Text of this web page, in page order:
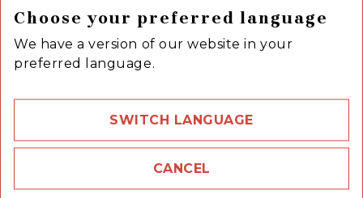
Choose your preferred language
We have a version of our website in your
preferred language.
SWITCH LANGUAGE
CANCEL
58 rue Jean Bleuzen,
92170 Vanves
question_answer